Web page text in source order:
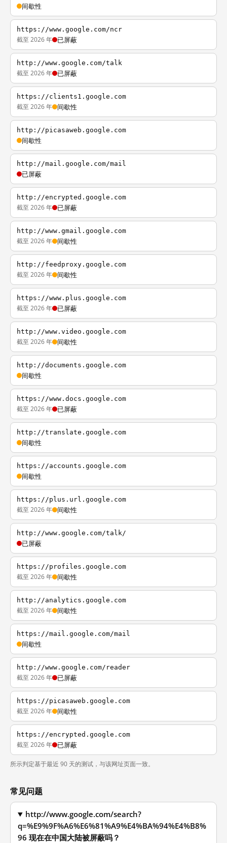
间歇性
https://www.google.com/ncr
截至 2026 年 已屏蔽
http://www.google.com/talk
截至 2026 年 已屏蔽
https://clients1.google.com
截至 2026 年 间歇性
http://picasaweb.google.com
间歇性
http://mail.google.com/mail
已屏蔽
http://encrypted.google.com
截至 2026 年 已屏蔽
http://www.gmail.google.com
截至 2026 年 间歇性
http://feedproxy.google.com
截至 2026 年 间歇性
https://www.plus.google.com
截至 2026 年 已屏蔽
http://www.video.google.com
截至 2026 年 间歇性
http://documents.google.com
间歇性
https://www.docs.google.com
截至 2026 年 已屏蔽
http://translate.google.com
间歇性
https://accounts.google.com
间歇性
https://plus.url.google.com
截至 2026 年 间歇性
http://www.google.com/talk/
已屏蔽
https://profiles.google.com
截至 2026 年 间歇性
http://analytics.google.com
截至 2026 年 间歇性
https://mail.google.com/mail
间歇性
http://www.google.com/reader
截至 2026 年 已屏蔽
https://picasaweb.google.com
截至 2026 年 间歇性
https://encrypted.google.com
截至 2026 年 已屏蔽
所示判定基于最近 90 天的测试，与该网址页面一致。
常见问题
http://www.google.com/search?
q=%E9%9F%A6%E6%81%A9%E4%BA%94%E4%B8%
96 现在在中国大陆被屏蔽吗？